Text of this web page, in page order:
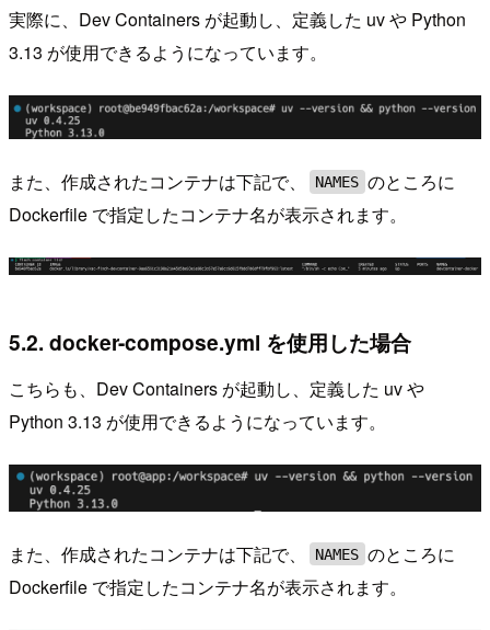
実際に、Dev Containers が起動し、定義した uv や Python
3.13 が使用できるようになっています。
また、作成されたコンテナは下記で、 NAMES のところに
Dockerfile で指定したコンテナ名が表示されます。
5.2. docker-compose.yml を使用した場合
こちらも、Dev Containers が起動し、定義した uv や
Python 3.13 が使用できるようになっています。
また、作成されたコンテナは下記で、 NAMES のところに
Dockerfile で指定したコンテナ名が表示されます。